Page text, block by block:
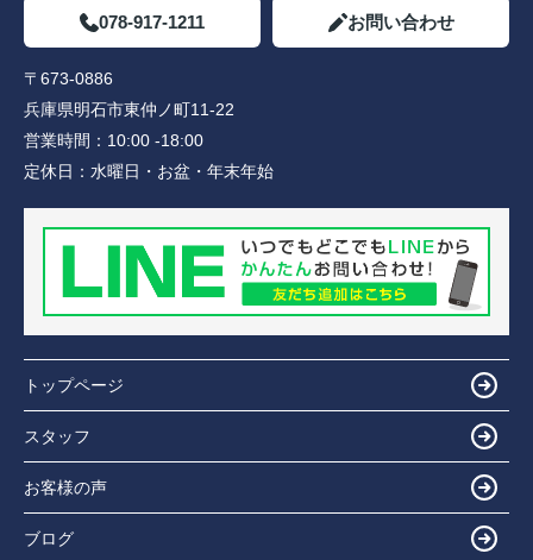
078-917-1211 お問い合わせ
〒673-0886
兵庫県明石市東仲ノ町11-22
営業時間： 10:00 -18:00
定休日： 水曜日・お盆・年末年始
トップページ
スタッフ
お客様の声
ブログ